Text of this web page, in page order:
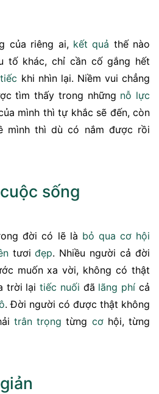
của riêng ai, kết quả thế nào
tố khác, chỉ cần cố gắng hết
khi nhìn lại. Niềm vui chẳng
tìm thấy trong những nỗ lực
mình thì tự khắc sẽ đến, còn
mình thì dù có nắm được rồi
sống
đời có lẽ là bỏ qua cơ hội
tươiđẹp. Nhiều người cả đời
muốn xa vời, không có thật
trời lạitiếc nuối đã lãng phí cả
. Đời người có được thật không
trân trọng từng cơhội, từng